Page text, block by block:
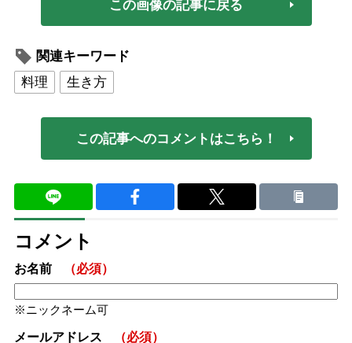
この画像の記事に戻る
関連キーワード
料理
生き方
この記事へのコメントはこちら！
コメント
お名前 （必須）
ニックネーム可
メールアドレス （必須）